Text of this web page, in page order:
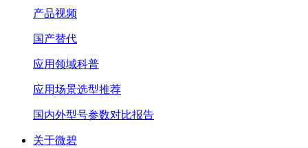
产品视频
国产替代
应用领域科普
应用场景选型推荐
国内外型号参数对比报告
关于微碧